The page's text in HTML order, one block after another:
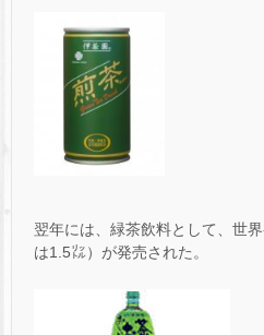
翌年には、緑茶飲料として、世
は1.5㍑）が発売された。